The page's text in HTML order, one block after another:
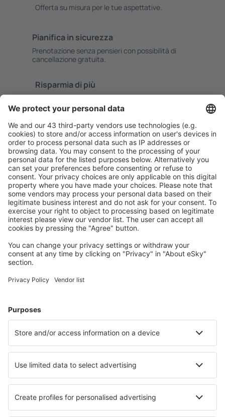
Offerta su misura per le tue aspettative.
Pianifica in sicurezza
Prenotazione senza pensieri con possibilità di
cancellazione gratuita.
Risparmia di più
Prezzi attraenti e offerte speciali per gli utenti registrati.
L’alloggio che ti piace
Scegli tra oltre 1,3 milioni di strutture: hotel, lodge,
appartamenti e altri.
Le strutture più ricercate dagli utenti eSky
Pernottamenti in Messico - Città popolari
Pernottamenti a Città del Messico
Pernottamenti in Playa del Carmen
Pernottamenti in Chacala Pernottamenti in Playa Mujeres
Le migliori sistemazioni - città
Pernottamenti in Wehingen Pernottamenti in Tarifa